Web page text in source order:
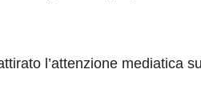
l’attenzione mediatica